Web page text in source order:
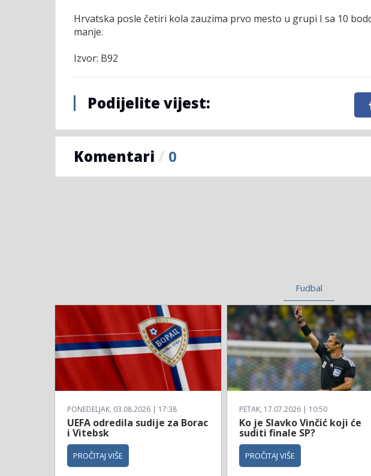
Hrvatska posle četiri kola zauzima prvo mesto u grupi I sa 10
manje.
Izvor: B92
Podijelite vijest:
Komentari / 0
Fudbal
PONEDELJAK, 03.08.2026 | 17:38
UEFA odredila sudije za Borac
i Vitebsk
PROČITAJ VIŠE
PETAK, 17.07.2026 | 10:50
Ko je Slavko Vinčić koji će
suditi finale SP?
PROČITAJ VIŠE